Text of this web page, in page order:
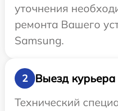
уточнения
ремонта Вашего
Samsung.
2
Выезд курьера
Технический